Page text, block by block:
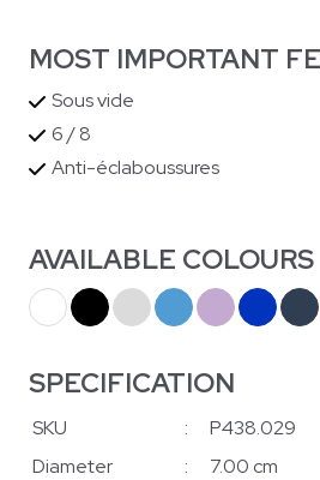
MOST IMPORTANT
Sous vide
6 / 8
Anti-éclaboussures
AVAILABLE COLOURS
SPECIFICATION
SKU :
P438.029
Diameter
:
7.00 cm